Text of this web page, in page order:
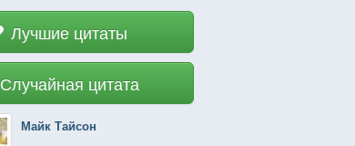
Лучшие цитаты
Случайная цитата
Майк Тайсон